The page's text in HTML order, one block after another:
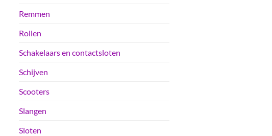
Remmen
Rollen
Schakelaars en contactsloten
Schijven
Scooters
Slangen
Sloten